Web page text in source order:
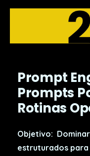
Prompt
Prompts
Rotinas
Objetivo:
estruturados